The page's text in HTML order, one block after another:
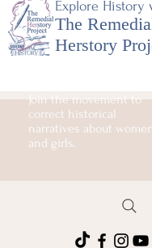
Explore History
The
Herstory
Join the movement to
correct historical
narratives about women
and girls.